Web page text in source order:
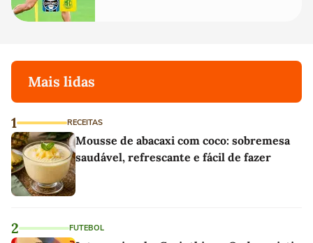
Mais lidas
1 RECEITAS
Mousse de abacaxi com coco: sobremesa
saudável, refrescante e fácil de fazer
2 FUTEBOL